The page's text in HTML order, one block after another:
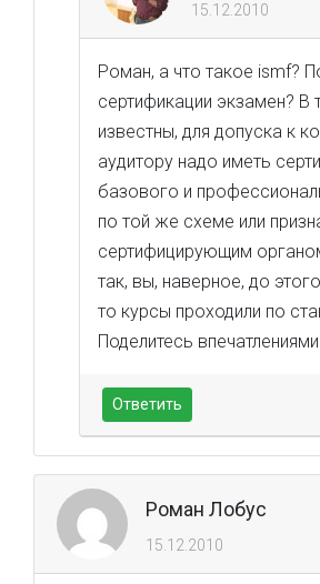
15.12.2010
Роман, а что такое ismf?
сертификации экзамен? В
известны, для допуска к
аудитору надо иметь
базового и
по той же схеме или
сертифицирующим
так, вы, наверное, до
то курсы проходили по
Поделитесь
Ответить
Роман Лобус
15.12.2010